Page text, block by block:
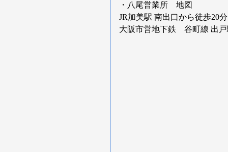
・八尾営業所 地図
JR加美駅 南出口から徒歩20分
大阪市営地下鉄 谷町線 出戸